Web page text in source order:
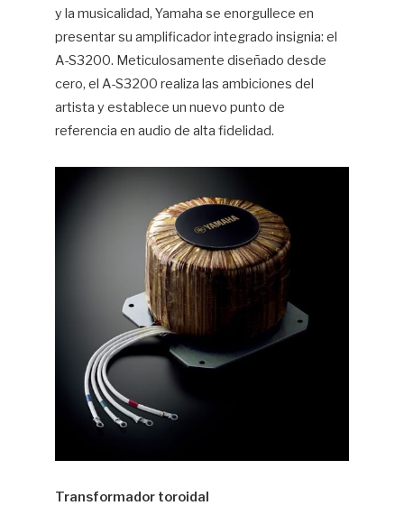
y la musicalidad, Yamaha se enorgullece en
presentar su amplificador integrado insignia: el
A-S3200. Meticulosamente diseñado desde
cero, el A-S3200 realiza las ambiciones del
artista y establece un nuevo punto de
referencia en audio de alta fidelidad.
Transformador toroidal